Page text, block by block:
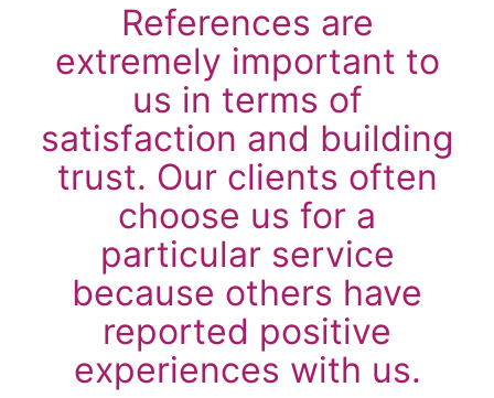
References are
extremely important to
us in terms of
satisfaction and building
trust. Our clients often
choose us for a
particular service
because others have
reported positive
experiences with us.